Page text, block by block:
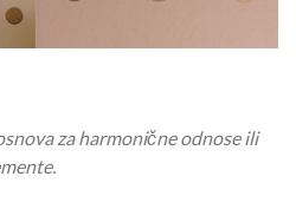
za harmonične odnose ili